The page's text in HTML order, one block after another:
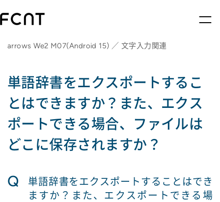
arrows We2 M07(Android 15) ／ 文字入力関連
単語辞書をエクスポートするこ
とはできますか？また、エクス
ポートできる場合、ファイルは
どこに保存されますか？
Q
単語辞書をエクスポートすることはでき
ますか？また、エクスポートできる場